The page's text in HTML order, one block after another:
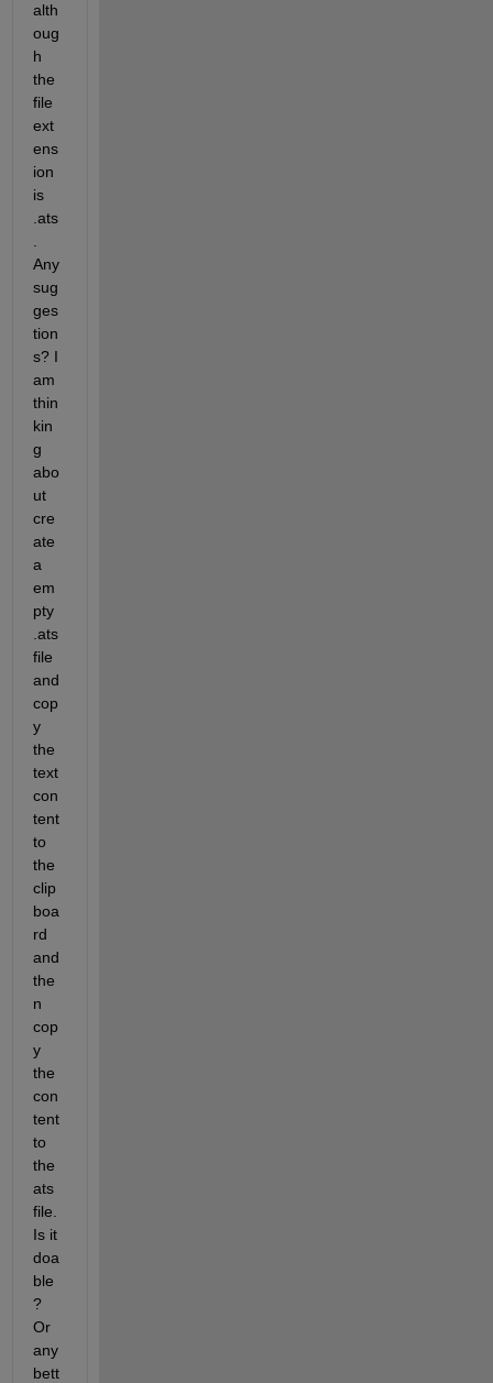
alth
oug
h
the
file
ext
ens
ion
is
.ats
Any
sug
ges
tion
s? I
am
thin
kin
g
abo
ut
cre
ate
a
em
pty
.ats
file
and
cop
y
the
text
con
tent
to
the
clip
boa
rd
and
the
n
cop
y
the
con
tent
to
the
ats
file.
Is it
doa
ble
?
Or
any
bett